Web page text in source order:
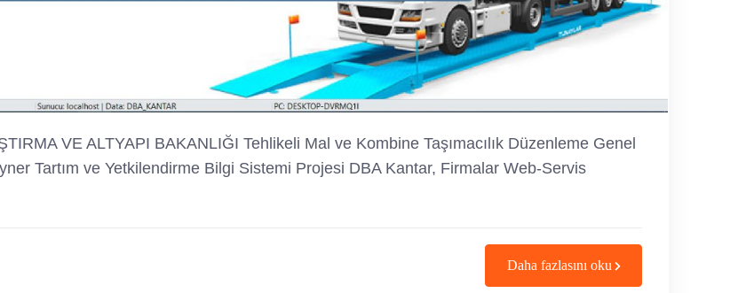
VE ALTYAPI BAKANLIĞI Tehlikeli Mal ve Kombine Taşımacılık Düzenleme Genel
Tartım ve Yetkilendirme Bilgi Sistemi Projesi DBA Kantar, Firmalar Web-Servis
Daha fazlasını oku